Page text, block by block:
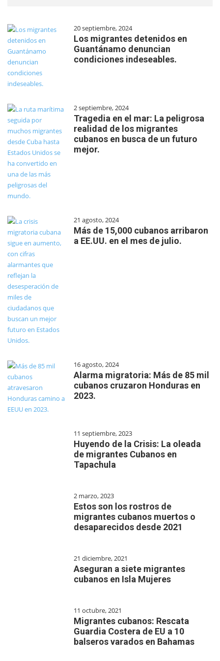
20 septiembre, 2024
Los migrantes detenidos en
Guantánamo denuncian
condiciones indeseables.
2 septiembre, 2024
Tragedia en el mar: La peligrosa
realidad de los migrantes
cubanos en busca de un futuro
mejor.
21 agosto, 2024
Más de 15,000 cubanos arribaron
a EE.UU. en el mes de julio.
16 agosto, 2024
Alarma migratoria: Más de 85 mil
cubanos cruzaron Honduras en
2023.
11 septiembre, 2023
Huyendo de la Crisis: La oleada
de migrantes Cubanos en
Tapachula
2 marzo, 2023
Estos son los rostros de
migrantes cubanos muertos o
desaparecidos desde 2021
21 diciembre, 2021
Aseguran a siete migrantes
cubanos en Isla Mujeres
11 octubre, 2021
Migrantes cubanos: Rescata
Guardia Costera de EU a 10
balseros varados en Bahamas